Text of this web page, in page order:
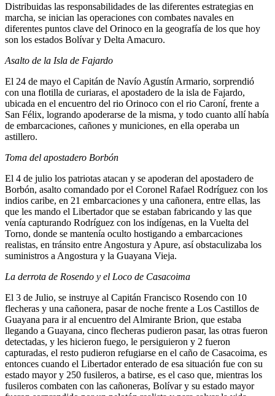
Distribuidas las responsabilidades de las diferentes estrategias en
marcha, se inician las operaciones con combates navales en
diferentes puntos clave del Orinoco en la geografía de los que hoy
son los estados Bolívar y Delta Amacuro.
Asalto de la Isla de Fajardo
El 24 de mayo el Capitán de Navío Agustín Armario, sorprendió
con una flotilla de curiaras, el apostadero de la isla de Fajardo,
ubicada en el encuentro del rio Orinoco con el rio Caroní, frente a
San Félix, logrando apoderarse de la misma, y todo cuanto allí había
de embarcaciones, cañones y municiones, en ella operaba un
astillero.
Toma del apostadero Borbón
El 4 de julio los patriotas atacan y se apoderan del apostadero de
Borbón, asalto comandado por el Coronel Rafael Rodríguez con los
indios caribe, en 21 embarcaciones y una cañonera, entre ellas, las
que les mando el Libertador que se estaban fabricando y las que
venía capturando Rodríguez con los indígenas, en la Vuelta del
Torno, donde se mantenía oculto hostigando a embarcaciones
realistas, en tránsito entre Angostura y Apure, así obstaculizaba los
suministros a Angostura y la Guayana Vieja.
La derrota de Rosendo y el Loco de Casacoima
El 3 de Julio, se instruye al Capitán Francisco Rosendo con 10
flecheras y una cañonera, pasar de noche frente a Los Castillos de
Guayana para ir al encuentro del Almirante Brion, que estaba
llegando a Guayana, cinco flecheras pudieron pasar, las otras fueron
detectadas, y les hicieron fuego, le persiguieron y 2 fueron
capturadas, el resto pudieron refugiarse en el caño de Casacoima, es
entonces cuando el Libertador enterado de esa situación fue con su
estado mayor y 250 fusileros, a batirse, es el caso que, mientras los
fusileros combaten con las cañoneras, Bolívar y su estado mayor